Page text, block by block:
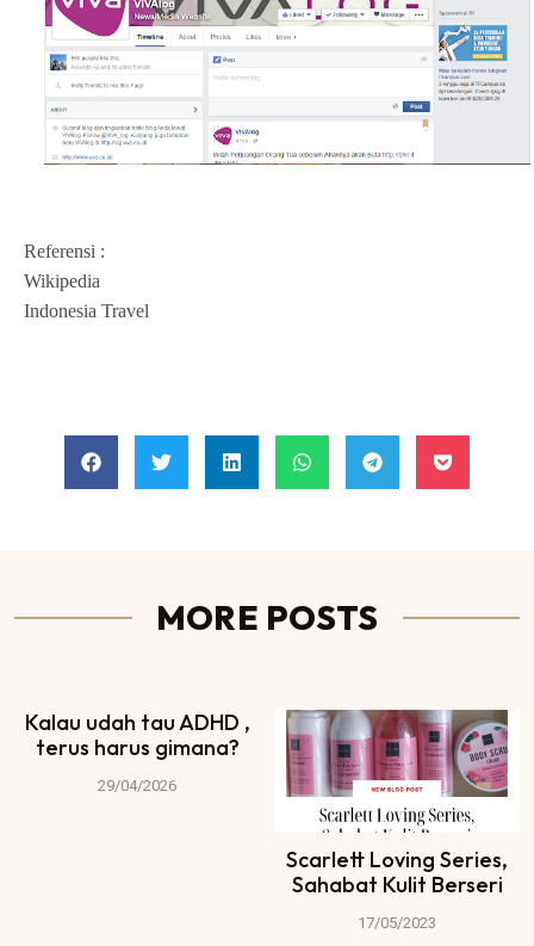
Referensi :
Wikipedia
Indonesia Travel
MORE POSTS
Kalau udah tau ADHD ,
terus harus gimana?
29/04/2026
Scarlett Loving Series,
Sahabat Kulit Berseri
17/05/2023